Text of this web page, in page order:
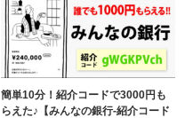
簡単10分！紹介コードで3000円も
らえた♪【みんなの銀行-紹介コード